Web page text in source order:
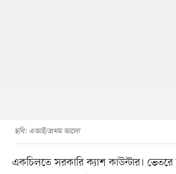
ছবি: এআই/প্রথম আলো
একচিলতে সরকারি ক্যাশ কাউন্টার। ভেতরে